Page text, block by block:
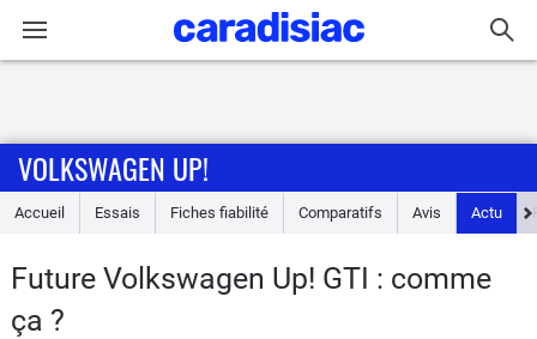
Accueil
Essais
VOLKSWAGEN UP!
Accueil Essais Fiches fiabilité Comparatifs Avis Actu
Future Volkswagen Up! GTI : comme
ça ?